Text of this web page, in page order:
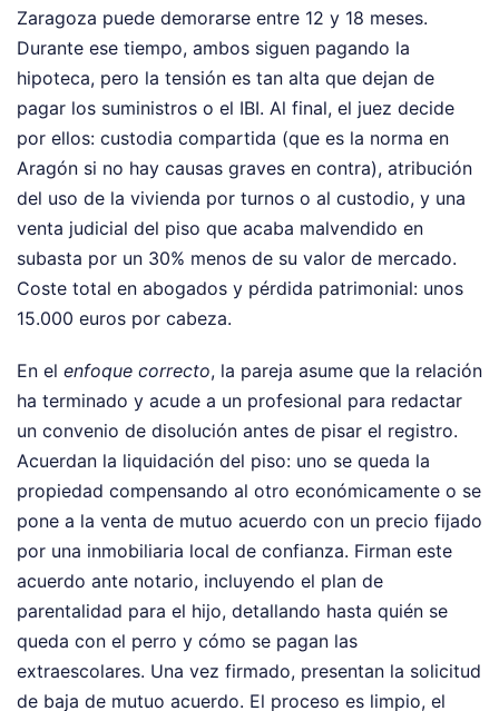
Zaragoza puede demorarse entre 12 y 18 meses.
Durante ese tiempo, ambos siguen pagando la
hipoteca, pero la tensión es tan alta que dejan de
pagar los suministros o el IBI. Al final, el juez decide
por ellos: custodia compartida (que es la norma en
Aragón si no hay causas graves en contra), atribución
del uso de la vivienda por turnos o al custodio, y una
venta judicial del piso que acaba malvendido en
subasta por un 30% menos de su valor de mercado.
Coste total en abogados y pérdida patrimonial: unos
15.000 euros por cabeza.
En el enfoque correcto, la pareja asume que la relación
ha terminado y acude a un profesional para redactar
un convenio de disolución antes de pisar el registro.
Acuerdan la liquidación del piso: uno se queda la
propiedad compensando al otro económicamente o se
pone a la venta de mutuo acuerdo con un precio fijado
por una inmobiliaria local de confianza. Firman este
acuerdo ante notario, incluyendo el plan de
parentalidad para el hijo, detallando hasta quién se
queda con el perro y cómo se pagan las
extraescolares. Una vez firmado, presentan la solicitud
de baja de mutuo acuerdo. El proceso es limpio, el